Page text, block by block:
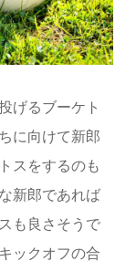
げるブーケト
に向けて新郎
スをするのも
新郎であれば
も良さそうで
ックオフの合